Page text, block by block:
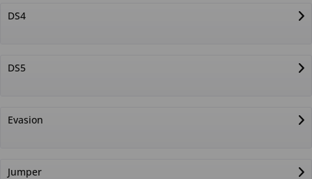
DS4
DS5
Evasion
Jumper